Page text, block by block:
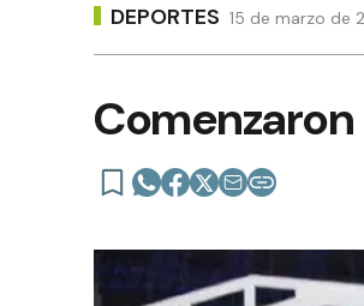
DEPORTES 15 de marzo de